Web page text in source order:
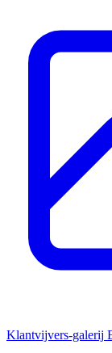
Klantvijvers-galerij